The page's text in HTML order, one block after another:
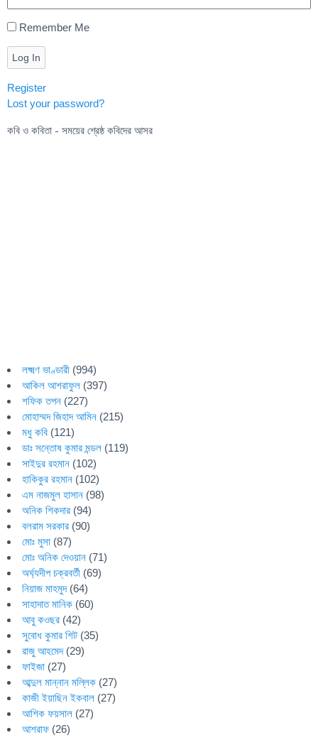
Remember Me
Log In
Register
Lost your password?
কবি ও কবিতা - সময়ের শ্রেষ্ঠ কবিদের আসর
লক্ষ্মণ ভাণ্ডারী (994)
আকিল আশরাফুল (397)
শফিক তপন (227)
মোহাম্মদ জিহাদ আমিন (215)
মধু কবি (121)
ডাঃ সন্তোষ কুমার মন্ডল (119)
সাইদুর রহমান (102)
হাকিকুর রহমান (102)
এম নাজমুল হাসান (98)
অনিক শিকদার (94)
বলরাম সরকার (90)
মোঃ মুসা (87)
মোঃ অনিক দেওয়ান (71)
অর্ঘ্যদীপ চক্রবর্তী (69)
নিয়াজ মাহমুদ(64)
সাহাদাত মানিক (60)
আবু কওছর (42)
সুবোধ কুমার শিট (35)
রাজু আহমেদ(29)
ফাইজা (27)
আব্দুল মান্নান মল্লিক (27)
কাজী ইয়াছিন ইকবাল (27)
আশিক ফয়সাল (27)
আশরাফ (26)